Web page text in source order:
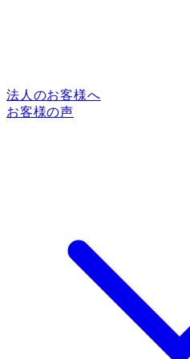
法人のお客様へ
お客様の声